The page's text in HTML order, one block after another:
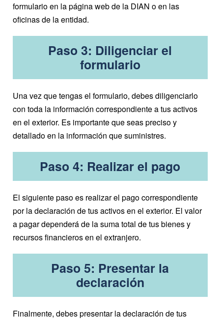
formulario en la página web de la DIAN o en las
oficinas de la entidad.
Paso 3: Diligenciar el
formulario
Una vez que tengas el formulario, debes diligenciarlo
con toda la información correspondiente a tus activos
en el exterior. Es importante que seas preciso y
detallado en la información que suministres.
Paso 4: Realizar el pago
El siguiente paso es realizar el pago correspondiente
por la declaración de tus activos en el exterior. El valor
a pagar dependerá de la suma total de tus bienes y
recursos financieros en el extranjero.
Paso 5: Presentar la
declaración
Finalmente, debes presentar la declaración de tus